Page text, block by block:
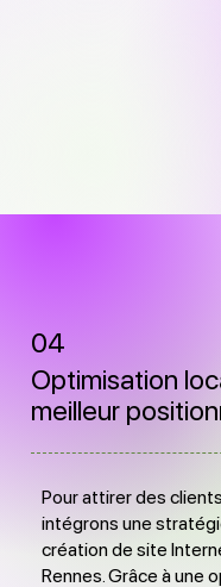
04
Optimisation
meilleur
Pour attirer des
intégrons une
création de site
Rennes. Grâce à une